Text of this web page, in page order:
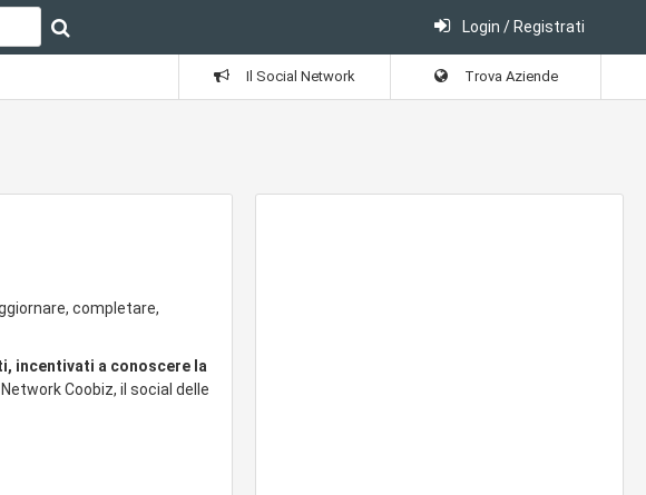
Login / Registrati
Il Social Network Trova Aziende
completare,
incentivati a conoscere la
Coobiz, il social delle